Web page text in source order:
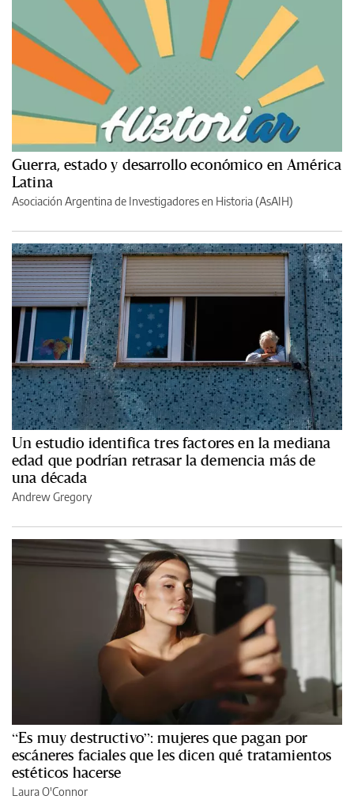
Guerra, estado y desarrollo económico en América
Latina
Asociación Argentina de Investigadores en Historia (AsAIH)
Un estudio identifica tres factores en la mediana
edad que podrían retrasar la demencia más de
una década
Andrew Gregory
“Es muy destructivo”: mujeres que pagan por
escáneres faciales que les dicen qué tratamientos
estéticos hacerse
Laura O'Connor